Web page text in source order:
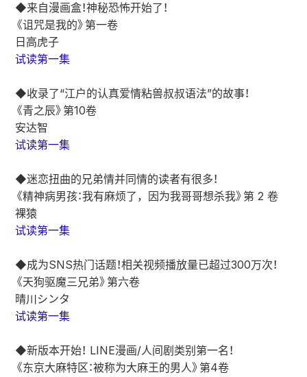
◆来自漫画盒！神秘恐怖开始了！
《诅咒是我的》第一卷
日高虎子
试读第一集
◆收录了“江户的认真爱情粘兽叔叔语法”的故事！
《青之辰》第10卷
安达智
试读第一集
◆迷恋扭曲的兄弟情并同情的读者有很多！
《精神病男孩：我有麻烦了，因为我哥哥想杀我》第 2 卷
裸猿
试读第一集
◆成为SNS热门话题！相关视频播放量已超过300万次！
《天狗驱魔三兄弟》第六卷
晴川シンタ
试读第一集
◆新版本开始！ LINE漫画/人间剧类别第一名！
《东京大麻特区：被称为大麻王的男人》第4卷